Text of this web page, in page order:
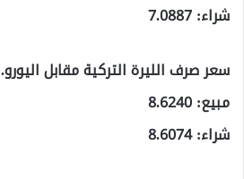
شراء: 7.0887
سعر صرف الليرة التركية مقابل اليورو.
مبيع: 8.6240
شراء: 8.6074